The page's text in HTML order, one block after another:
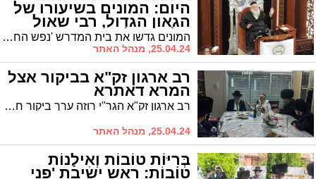
היום: המונים בשיעורו של
הגאון הגדול, רבי שאול
אלתר שליט"א המונים גדשו את בית המדרש 'נפש החיים', היכלו ומבואותיו, עת מסר הגאון רבי שאול אלתר שליט"א את שיעורו בסוגיית 'אחריות של אלם' * השיעור במסגרת שיעורי התורה של 'מעגלים'
25.04.24, מנהל האתר
רב ארגון זק"א בביקור אצל
המרא דאתרא
רב ארגון זק"א הגר"י רוזה ערך ביקור חג אצל רבה של העיר הגר"י שיינין
25.04.24, מנהל האתר
בְּרִיּוֹת טוֹבוֹת וְאִילָנוֹת
טוֹבוֹת: ראש ישיבת 'פני